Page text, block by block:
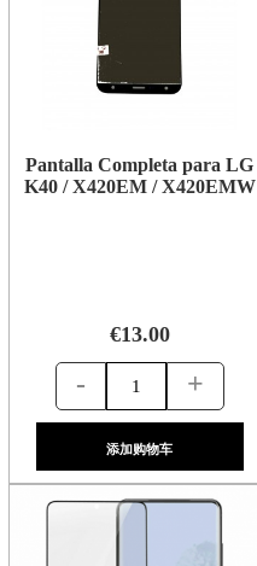
Pantalla Completa para LG
K40 / X420EM / X420EMW
€13.00
- +
添加购物车